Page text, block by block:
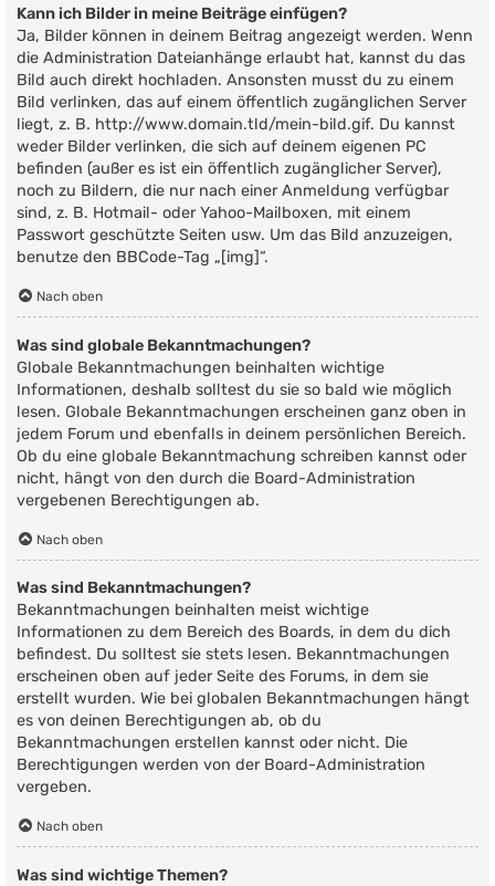
Kann ich Bilder in meine Beiträge einfügen?
Ja, Bilder können in deinem Beitrag angezeigt werden. Wenn
die Administration Dateianhänge erlaubt hat, kannst du das
Bild auch direkt hochladen. Ansonsten musst du zu einem
Bild verlinken, das auf einem öffentlich zugänglichen Server
liegt, z. B. http://www.domain.tld/mein-bild.gif. Du kannst
weder Bilder verlinken, die sich auf deinem eigenen PC
befinden (außer es ist ein öffentlich zugänglicher Server),
noch zu Bildern, die nur nach einer Anmeldung verfügbar
sind, z. B. Hotmail- oder Yahoo-Mailboxen, mit einem
Passwort geschützte Seiten usw. Um das Bild anzuzeigen,
benutze den BBCode-Tag „[img]“.
Nach oben
Was sind globale Bekanntmachungen?
Globale Bekanntmachungen beinhalten wichtige
Informationen, deshalb solltest du sie so bald wie möglich
lesen. Globale Bekanntmachungen erscheinen ganz oben in
jedem Forum und ebenfalls in deinem persönlichen Bereich.
Ob du eine globale Bekanntmachung schreiben kannst oder
nicht, hängt von den durch die Board-Administration
vergebenen Berechtigungen ab.
Nach oben
Was sind Bekanntmachungen?
Bekanntmachungen beinhalten meist wichtige
Informationen zu dem Bereich des Boards, in dem du dich
befindest. Du solltest sie stets lesen. Bekanntmachungen
erscheinen oben auf jeder Seite des Forums, in dem sie
erstellt wurden. Wie bei globalen Bekanntmachungen hängt
es von deinen Berechtigungen ab, ob du
Bekanntmachungen erstellen kannst oder nicht. Die
Berechtigungen werden von der Board-Administration
vergeben.
Nach oben
Was sind wichtige Themen?